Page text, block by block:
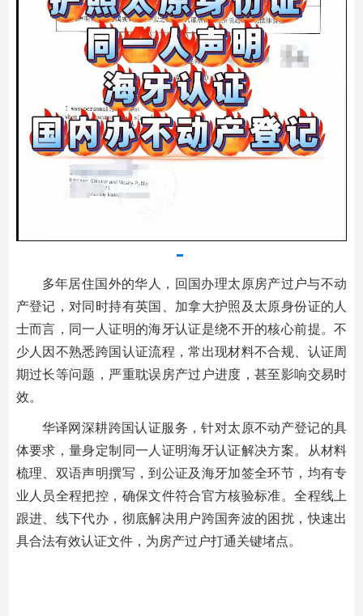
多年居住国外的华人，回国办理太原房产过户与不动
产登记，对同时持有英国、加拿大护照及太原身份证的人
士而言，同一人证明的海牙认证是绕不开的核心前提。不
少人因不熟悉跨国认证流程，常出现材料不合规、认证周
期过长等问题，严重耽误房产过户进度，甚至影响交易时
效。
华译网深耕跨国认证服务，针对太原不动产登记的具
体要求，量身定制同一人证明海牙认证解决方案。从材料
梳理、双语声明撰写，到公证及海牙加签全环节，均有专
业人员全程把控，确保文件符合官方核验标准。全程线上
跟进、线下代办，彻底解决用户跨国奔波的困扰，快速出
具合法有效认证文件，为房产过户打通关键堵点。